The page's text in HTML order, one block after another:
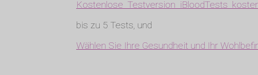
Kostenlose Testversion iBloodTests
bis zu 5 Tests, und
Wählen Sie Ihre Gesundheit und Ihr